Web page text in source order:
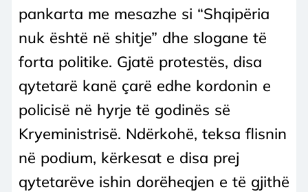
pankarta me mesazhe si “Shqipëria
nuk është në shitje” dhe slogane të
forta politike. Gjatë protestës, disa
qytetarë kanë çarë edhe kordonin e
policisë në hyrje të godinës së
Kryeministrisë. Ndërkohë, teksa flisnin
në podium, kërkesat e disa prej
qytetarëve ishin dorëheqjen e të gjithë